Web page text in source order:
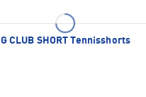
G CLUB SHORT Tennisshorts